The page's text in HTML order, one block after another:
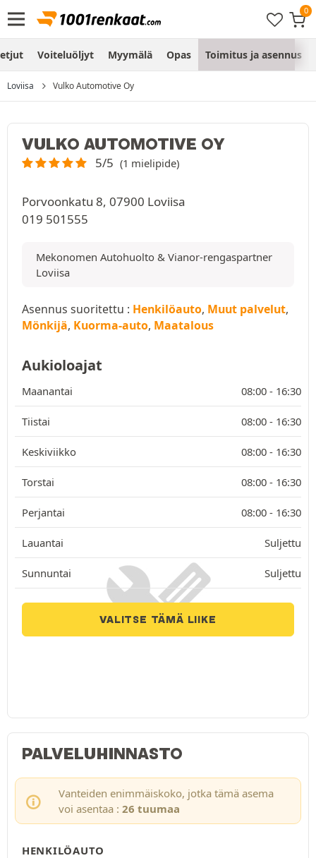
Voiteluöljyt Myymälä Opas Toimitus ja asennus
Loviisa Vulko Automotive Oy
VULKO AUTOMOTIVE OY
5/5 (1 mielipide)
Porvoonkatu 8, 07900 Loviisa
019 501555
Mekonomen Autohuolto & Vianor-rengaspartner
Loviisa
Asennus suoritettu : Henkilöauto, Muut palvelut,
Mönkijä, Kuorma-auto, Maatalous
Aukioloajat
Maanantai 08:00 - 16:30
Tiistai 08:00 - 16:30
Keskiviikko 08:00 - 16:30
Torstai 08:00 - 16:30
Perjantai 08:00 - 16:30
Lauantai Suljettu
Sunnuntai Suljettu
VALITSE TÄMÄ LIIKE
PALVELUHINNASTO
Vanteiden enimmäiskoko, jotka tämä asema
voi asentaa : 26 tuumaa
HENKILÖAUTO